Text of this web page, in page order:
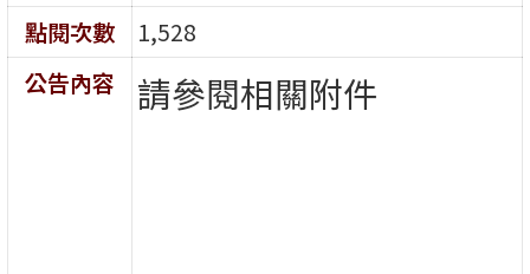
點閱次數
1,528
公告內容
請參閱相關附件